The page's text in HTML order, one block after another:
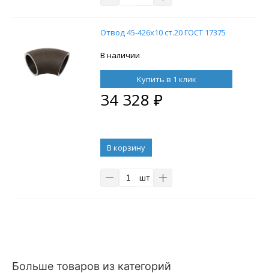
Отвод 45-426х10 ст.20 ГОСТ 17375
В наличии
Купить в 1 клик
34 328 ₽
В корзину
шт
Больше товаров из категорий